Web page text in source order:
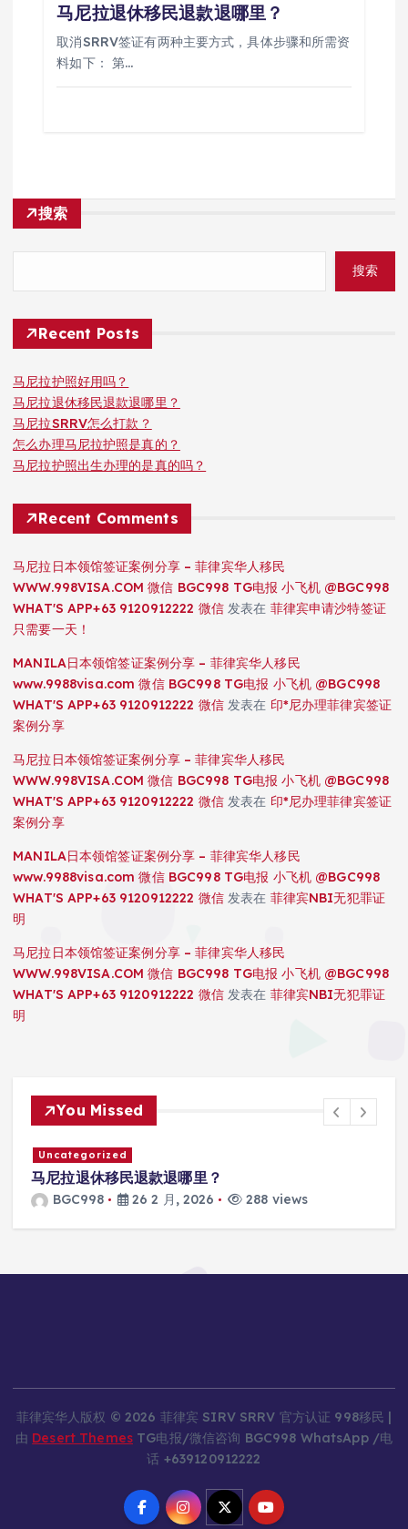
马尼拉退休移民退款退哪里？
取消SRRV签证有两种主要方式，具体步骤和所需资
料如下： 第…
搜索
搜索
Recent Posts
马尼拉护照好用吗？
马尼拉退休移民退款退哪里？
马尼拉SRRV怎么打款？
怎么办理马尼拉护照是真的？
马尼拉护照出生办理的是真的吗？
Recent Comments
马尼拉日本领馆签证案例分享 – 菲律宾华人移民
WWW.998VISA.COM 微信 BGC998 TG电报 小飞机 @BGC998
WHAT'S APP+63 9120912222 微信发表在 菲律宾申请沙特签证
只需要一天！
MANILA日本领馆签证案例分享 – 菲律宾华人移民
www.9988visa.com 微信 BGC998 TG电报 小飞机 @BGC998
WHAT'S APP+63 9120912222 微信发表在 印*尼办理菲律宾签证
案例分享
马尼拉日本领馆签证案例分享 – 菲律宾华人移民
WWW.998VISA.COM 微信 BGC998 TG电报 小飞机 @BGC998
WHAT'S APP+63 9120912222 微信发表在 印*尼办理菲律宾签证
案例分享
MANILA日本领馆签证案例分享 – 菲律宾华人移民
www.9988visa.com 微信 BGC998 TG电报 小飞机 @BGC998
WHAT'S APP+63 9120912222 微信发表在 菲律宾NBI无犯罪证
明
马尼拉日本领馆签证案例分享 – 菲律宾华人移民
WWW.998VISA.COM 微信 BGC998 TG电报 小飞机 @BGC998
WHAT'S APP+63 9120912222 微信发表在 菲律宾NBI无犯罪证
明
You Missed
休移民退款退哪里？
26 2 月, 2026 288 views
菲律宾华人版权 © 2026 菲律宾 SIRV SRRV 官方认证 998移民 |
由 Desert Themes TG电报/微信咨询 BGC998 WhatsApp /电
话 +639120912222